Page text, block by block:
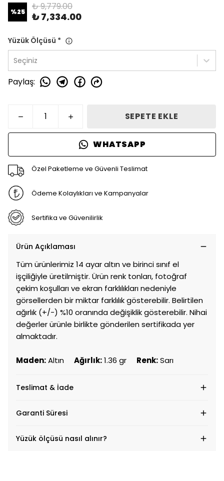
%25 ₺ 9,779.00
₺ 7,334.00
Yüzük Ölçüsü *
Seçiniz
Paylaş:
SEPETE EKLE
WHATSAPP
Özel Paketleme ve Güvenli Teslimat
Ödeme Kolaylıkları ve Kampanyalar
Sertifika ve Güvenilirlik
Ürün Açıklaması
Tüm ürünlerimiz 14 ayar altın ve birinci sınıf el
işçiliğiyle üretilmiştir. Ürün renk tonları, fotoğraf
çekim koşulları ve ekran farklılıkları nedeniyle
görsellerden bir miktar farklılık gösterebilir. Belirtilen
ağırlık (+/-) %10 oranında değişiklik gösterebilir. Nihai
değerler ürünle birlikte gönderilen sertifikada yer
almaktadır.
Maden:Altın Ağırlık:1.36 gr Renk:Sarı
Teslimat & İade
Garanti Süresi
Yüzük ölçüsü nasıl alınır?